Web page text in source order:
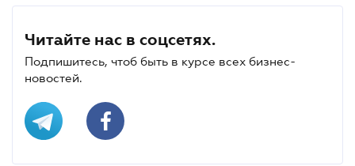
Читайте нас в соцсетях.
Подпишитесь, чтоб быть в курсе всех бизнес-
новостей.